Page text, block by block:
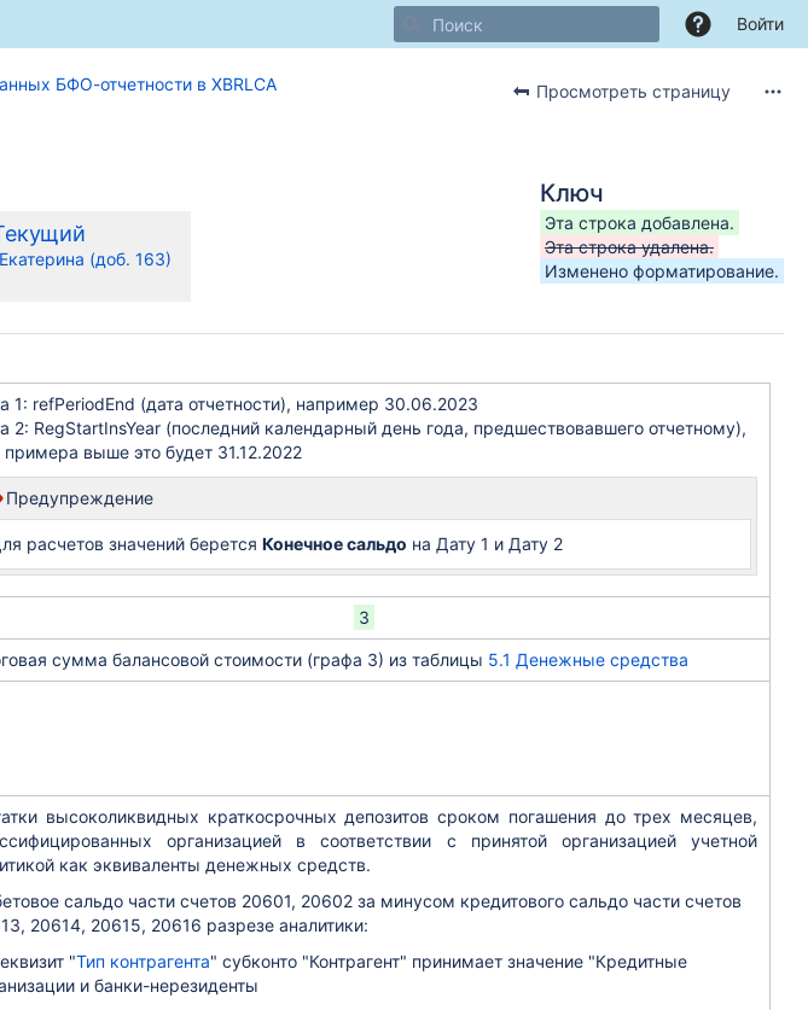
Войти
настройка
Просмотреть страницу
БФО-отчетности в XBRLCA
(доб. 163)
Ключ
Эта строка добавлена.
Эта строка удалена.
Изменено форматирование.
1: refPeriodEnd (дата отчетности), например 30.06.2023
2: RegStartInsYear (последний календарный день года, предшествовавшего отчетному),
примера выше это будет 31.12.2022
Предупреждение
расчетов значений берется Конечное сальдо на Дату 1 и Дату 2
3
сумма балансовой стоимости (графа 3) из таблицы 5.1 Денежные средства
высоколиквидных краткосрочных депозитов сроком погашения до трех месяцев,
организацией в соответствии с принятой организацией учетной
как эквиваленты денежных средств.
сальдо части счетов 20601, 20602 за минусом кредитового сальдо части счетов
20614, 20615, 20616 разрезе аналитики:
"Тип контрагента" субконто "Контрагент" принимает значение "Кредитные
и банки-нерезиденты